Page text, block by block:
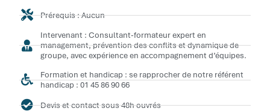
Prérequis : Aucun
Intervenant : Consultant-formateur expert en
management, prévention des conflits et dynamique de
groupe, avec expérience en accompagnement d’équipes.
Formation et handicap : se rapprocher de notre référent
handicap : 01 45 86 90 66
Devis et contact sous 48h ouvrés